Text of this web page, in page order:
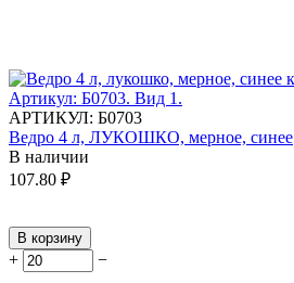
АРТИКУЛ: Б0703
Ведро 4 л, ЛУКОШКО, мерное, синее
В наличии
107.80 ₽
В корзину
+ −